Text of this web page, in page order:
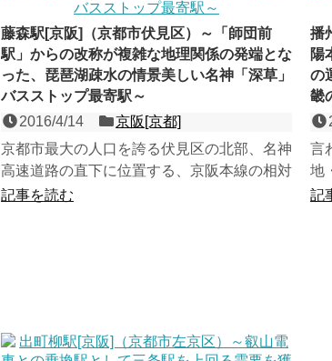
藤森駅[京阪]（京都市伏見区）～「師団前
駅」からの改称が複雑な地理関係の発端とな
った、琵琶湖疎水の情景美しい名神「深草」
バスストップ最寄駅～
2016/4/14
京阪[京都]
京都市最大の人口を誇る伏見区の北部、名神
高速道路の直下に位置する、京阪本線の相対
式２面２線の地上駅。頭上を走る名神高速の
記事を読む
播
陽
の
畿
言
地
面
記